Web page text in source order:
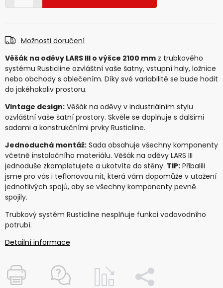
Možnosti doručení
Věšák na oděvy LARS III o výšce 2100 mm z trubkového
systému Rusticline ozvláštní vaše šatny, vstupní haly, ložnice
nebo obchody s oblečením. Díky své variabilitě se bude hodit
do jakéhokoliv prostoru.
Vintage design: Věšák na oděvy v industriálním stylu
ozvláštní vaše šatní prostory. Skvěle se doplňuje s dalšími
sadami a konstrukčními prvky Rusticline.
Jednoduchá montáž: Sada obsahuje všechny komponenty
včetně instalačního materiálu. Věšák na oděvy LARS III
jednoduše zkompletujete a ukotvíte do stěny. TIP: Přibalili
jsme pro vás i teflonovou nit, která vám dopomůže v utažení
jednotlivých spojů, aby se všechny komponenty pevně
spojily.
Trubkový systém Rusticline nesplňuje funkci vodovodního
potrubí.
Detailní informace